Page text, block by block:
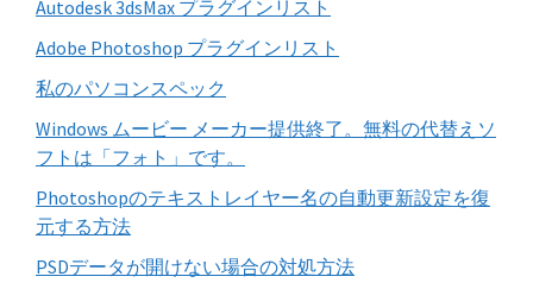
Autodesk 3dsMax プラグインリスト
Adobe Photoshop プラグインリスト
私のパソコンスペック
Windows ムービー メーカー提供終了。無料の代替えソ
フトは「フォト」です。
Photoshopのテキストレイヤー名の自動更新設定を復
元する方法
PSDデータが開けない場合の対処方法